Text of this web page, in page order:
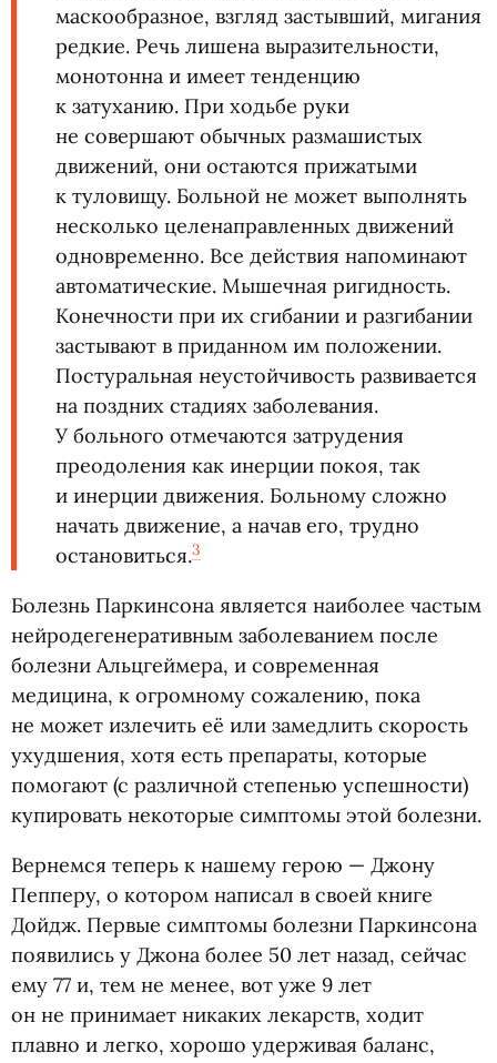
маскообразное, взгляд застывший, мигания
редкие. Речь лишена выразительности,
монотонна и имеет тенденцию
к затуханию. При ходьбе руки
не совершают обычных размашистых
движений, они остаются прижатыми
к туловищу. Больной не может выполнять
несколько целенаправленных движений
одновременно. Все действия напоминают
автоматические. Мышечная ригидность.
Конечности при их сгибании и разгибании
застывают в приданном им положении.
Постуральная неустойчивость развивается
на поздних стадиях заболевания.
У больного отмечаются затрудения
преодоления как инерции покоя, так
и инерции движения. Больному сложно
начать движение, а начав его, трудно
остановиться.3
Болезнь Паркинсона является наиболее частым
нейродегенеративным заболеванием после
болезни Альцгеймера, и современная
медицина, к огромному сожалению, пока
не может излечить её или замедлить скорость
ухудшения, хотя есть препараты, которые
помогают (с различной степенью успешности)
купировать некоторые симптомы этой болезни.
Вернемся теперь к нашему герою — Джону
Пепперу, о котором написал в своей книге
Дойдж. Первые симптомы болезни Паркинсона
появились у Джона более 50 лет назад, сейчас
ему 77 и, тем не менее, вот уже 9 лет
он не принимает никаких лекарств, ходит
плавно и легко, хорошо удерживая баланс,